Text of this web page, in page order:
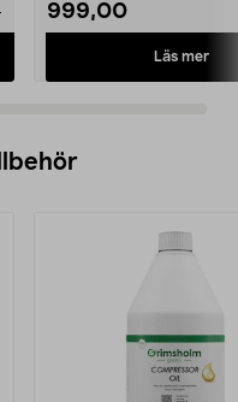
999,00
Läs mer